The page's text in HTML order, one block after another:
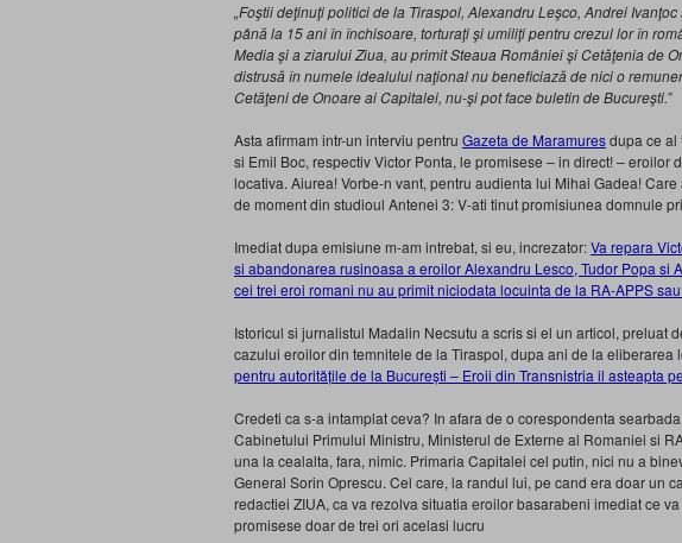
„Foştii deţinuţi politici de la Tiraspol, Alexandru Leşco, Andrei
până la 15 ani în închisoare, torturaţi şi umiliţi pentru crezul lor în
Media şi a ziarului Ziua, au primit Steaua României şi Cetăţenia de
distrusă în numele idealului naţional nu beneficiază de nici o
Cetăţeni de Onoare ai Capitalei, nu-şi pot face buletin de Bucureşti.”
Asta afirmam intr-un interviu pentru Gazeta de Maramuresdupa ce al
si Emil Boc, respectiv Victor Ponta, le promisese – in direct! – eroilor
locativa. Aiurea! Vorbe-n vant, pentru audienta lui Mihai Gadea!
de moment din studioul Antenei 3: V-ati tinut promisiunea domnule
Imediat dupa emisiune m-am intrebat, si eu, increzator:Va repara
si abandonarea rusinoasa a eroilor Alexandru Lesco, Tudor Popa si
cei trei eroi romani nu au primit niciodata locuinta de la RA-APPS
Istoricul si jurnalistul Madalin Necsutu a scris si el un articol, preluat
cazului eroilor din temnitele de la Tiraspol, dupa ani de la eliberarea
pentru autoritățile de la București – Eroii din Transnistria il asteapta
Credeti ca s-a intamplat ceva? In afara de o corespondenta
Cabinetului Primului Ministru, Ministerul de Externe al Romaniei si
una la cealalta, fara, nimic. Primaria Capitalei cel putin, nici nu a
General Sorin Oprescu. Cel care, la randul lui, pe cand era doar un
redactiei ZIUA, ca va rezolva situatia eroilor basarabeni imediat ce
promisese doar de trei ori acelasi lucru